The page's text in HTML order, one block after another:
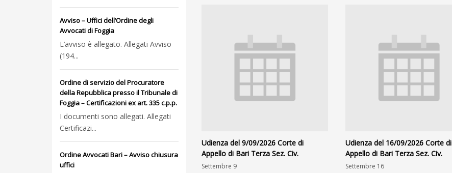
Udienza del 9/09/2026 Corte di
Appello di Bari Terza Sez. Civ.
Settembre 9
Udienza del 16/09/2026 Corte di
Appello di Bari Terza Sez. Civ.
Settembre 16
Avviso – Uffici dell’Ordine degli
Avvocati di Foggia
L’avviso è allegato. Allegati Avviso
(194...
Ordine di servizio del Procuratore
della Repubblica presso il Tribunale di
Foggia – Certificazioni ex art. 335 c.p.p.
I documenti sono allegati. Allegati
Certificazi...
Ordine Avvocati Bari – Avviso chiusura
uffici